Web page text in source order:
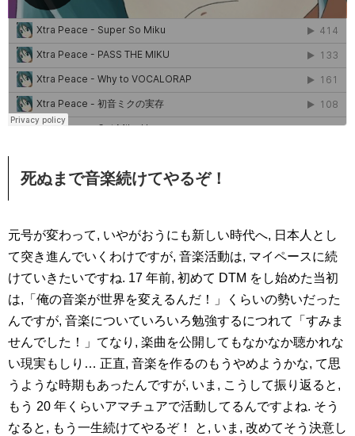
死ぬまで音楽続けてやるぞ！
元号が変わって, いやがおうにも新しい時代へ, 日本人とし
て突き進んでいくわけですが, 音楽活動は, マイペースに続
けていきたいですね. 17 年前, 初めて DTM をし始めた当初
は,「俺の音楽が世界を変えるんだ！」くらいの勢いだった
んですが, 音楽についていろいろ勉強するにつれて「すみま
せんでした！」てなり, 楽曲を公開してもなかなか聴かれな
い現実もしり… 正直, 音楽を作るのもうやめようかな, て思
うような時期もあったんですが, いま, こうして振り返ると,
もう 20 年くらいアマチュアで活動してるんですよね. そう
なると, もう一生続けてやるぞ！ と, いま, 改めてそう決意し